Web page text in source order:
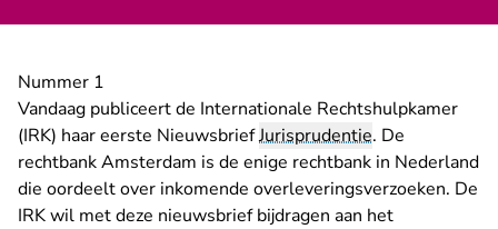
Nummer 1
Vandaag publiceert de Internationale Rechtshulpkamer
(IRK) haar eerste NieuwsbriefJurisprudentie. De
rechtbank Amsterdam is de enige rechtbank in Nederland
die oordeelt over inkomende overleveringsverzoeken. De
IRK wil met deze nieuwsbrief bijdragen aan het